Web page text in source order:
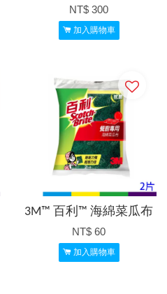
NT$ 300
加入購物車
3M™ 百利™ 海綿菜瓜布
NT$ 60
加入購物車